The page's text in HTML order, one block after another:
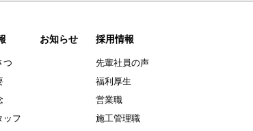
つ
ッフ
お知らせ 採用情報
先輩社員の声
福利厚生
営業職
施工管理職